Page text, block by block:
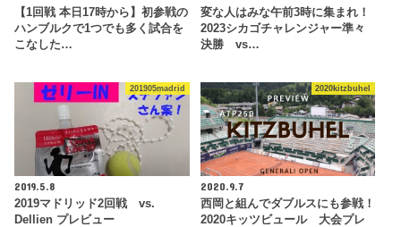
【1回戦 本日17時から】初参戦の
ハンブルクで1つでも多く試合を
こなした…
変な人はみな午前3時に集まれ！
2023シカゴチャレンジャー準々
決勝 vs…
201905madrid
2019.5.8
2019マドリッド2回戦 vs.
Dellien プレビュー
2020kitzbuhel
2020.9.7
西岡と組んでダブルスにも参戦！
2020キッツビュール 大会プレ